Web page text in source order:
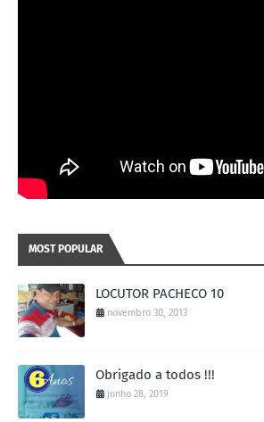
MOST POPULAR
LOCUTOR PACHECO 10
novembro 30, 2013
Obrigado a todos !!!
junho 28, 2019